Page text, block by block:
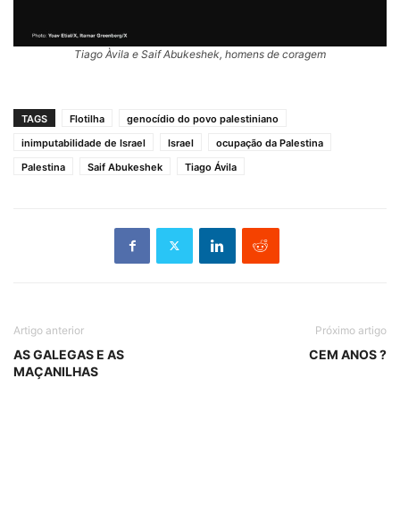
Tiago Àvila e Saif Abukeshek, homens de coragem
TAGS Flotilha
genocídio do povo palestiniano
inimputabilidade de Israel
Israel
ocupação da Palestina
Palestina
Saif Abukeshek Tiago Ávila
Artigo anterior
AS GALEGAS E AS
MAÇANILHAS
Próximo artigo
CEM ANOS ?